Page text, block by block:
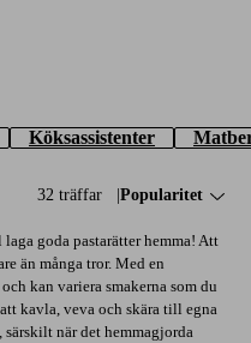
Köksassistenter
32 träffar Sortera på:
Popularitet
goda pastarätter hemma! Att
än många tror. Med en
kan variera smakerna som du
kavla, veva och skära till egna
när det hemmagjorda